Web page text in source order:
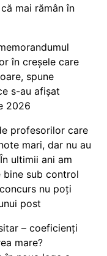
mai rămân în
în creșele care
spune
s-au afișat
2026
profesorilor care
mari, dar nu au
ultimii ani am
sub control
nu poți
post
– coeficienți
mare?